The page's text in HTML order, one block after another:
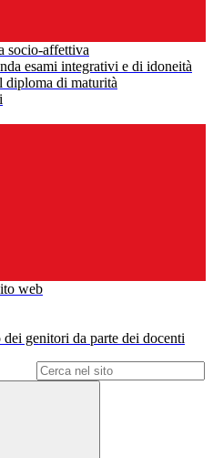
socio-affettiva
esami integrativi e di idoneità
di maturità
web
genitori da parte dei docenti